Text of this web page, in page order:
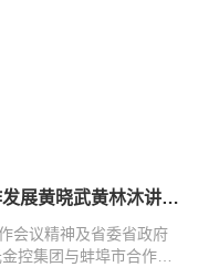
国元金控集团与蚌埠市座谈交流合作发展黄晓武黄林沐讲话 郭家满吴永彬出席
会议精神及省委省政府
控集团与蚌埠市合作发